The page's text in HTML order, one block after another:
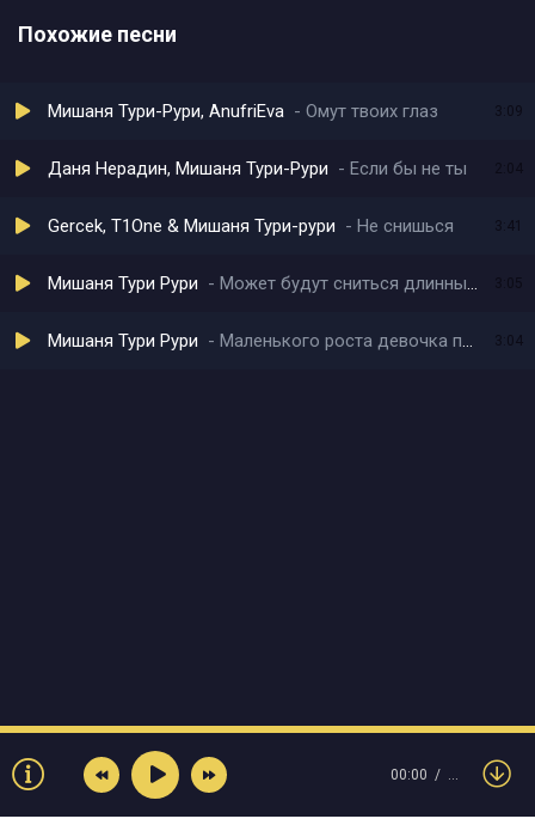
Похожие песни
Мишаня Тури-Рури, AnufriEva Омут твоих глаз 3:09
Даня Нерадин, Мишаня Тури-Рури Если бы не ты
Gercek, T1One & Мишаня Тури-рури Не снишься 3:41
Мишаня Тури Рури Может будут сниться длинные ресницы
Мишаня Тури Рури Маленького роста девочка по госту 3:04
00:00 …